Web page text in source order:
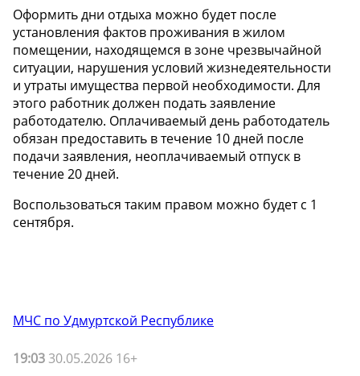
Оформить дни отдыха можно будет после
установления фактов проживания в жилом
помещении, находящемся в зоне чрезвычайной
ситуации, нарушения условий жизнедеятельности
и утраты имущества первой необходимости. Для
этого работник должен подать заявление
работодателю. Оплачиваемый день работодатель
обязан предоставить в течение 10 дней после
подачи заявления, неоплачиваемый отпуск в
течение 20 дней.
Воспользоваться таким правом можно будет с 1
сентября.
МЧС по Удмуртской Республике
19:03 30.05.2026 16+